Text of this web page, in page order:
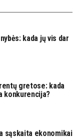
kada jų vis dar
gretose: kada
konkurencija?
sąskaita ekonomikai